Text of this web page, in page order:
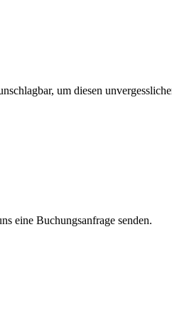
um diesen
eine Buchungsanfrage senden.